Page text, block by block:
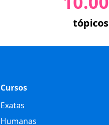
tópicos
Cursos
Exatas
Humanas